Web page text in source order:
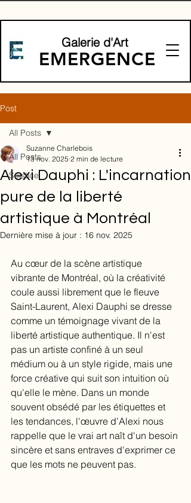
Galerie d'Art
EMERGENCE
Post
All Posts
Solstice
All Posts
Alexi Dauphi : L'incarnation
pure de la liberté
artistique à Montréal
Suzanne Charlebois
13 nov. 2025 2 min de lecture
Dernière mise à jour : 16 nov. 2025
Au cœur de la scène artistique
vibrante de Montréal, où la créativité
coule aussi librement que le fleuve
Saint-Laurent, Alexi Dauphi se dresse
comme un témoignage vivant de la
liberté artistique authentique. Il n'est
pas un artiste confiné à un seul
médium ou à un style rigide, mais une
force créative qui suit son intuition où
qu'elle le mène. Dans un monde
souvent obsédé par les étiquettes et
les tendances, l'œuvre d'Alexi nous
rappelle que le vrai art naît d'un besoin
sincère et sans entraves d'exprimer ce
que les mots ne peuvent pas.